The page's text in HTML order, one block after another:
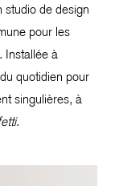
de design
pour les
Installée à
quotidien pour
singulières, à
.